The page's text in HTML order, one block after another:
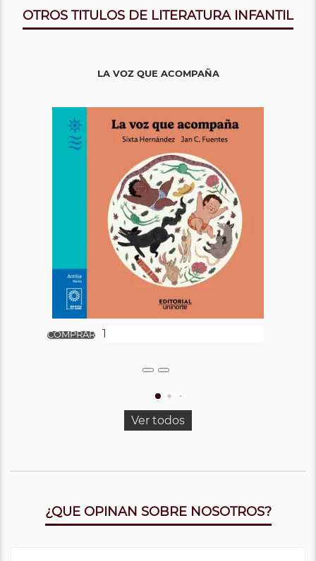
OTROS TITULOS DE LITERATURA INFANTIL
LA VOZ QUE ACOMPAÑA
Ver todos
¿QUE OPINAN SOBRE NOSOTROS?